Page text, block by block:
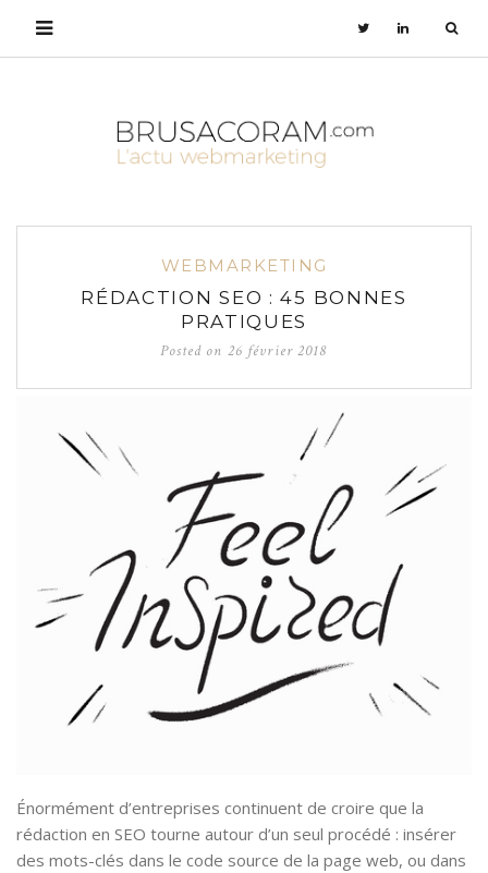
WEBMARKETING
RÉDACTION SEO : 45 BONNES
PRATIQUES
Posted on 26 février 2018
Énormément d’entreprises continuent de croire que la
rédaction en SEO tourne autour d’un seul procédé : insérer
des mots-clés dans le code source de la page web, ou dans